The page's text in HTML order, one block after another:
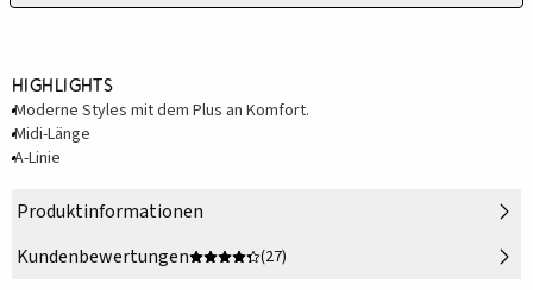
Highlights
Moderne Styles mit dem Plus an Komfort.
Midi-Länge
A-Linie
Produktinformationen
Kundenbewertungen
(27)